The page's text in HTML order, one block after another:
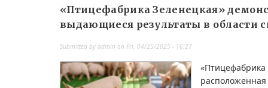
«Птицефабрика Зеленецкая»
выдающиеся результаты в области
Submitted by admin on Fri, 04/25/2025 - 16:27
«Птицефабрика